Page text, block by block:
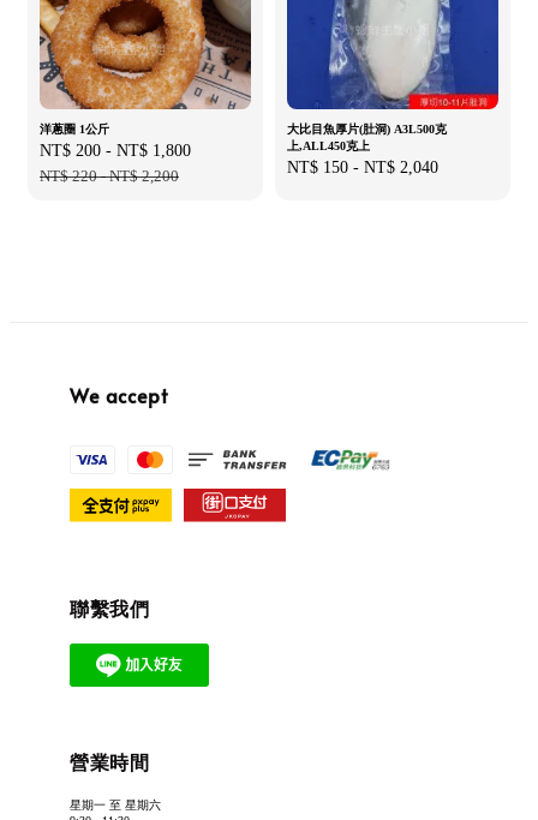
洋蔥圈 1公斤
Sale
price
NT$ 200 - NT$ 1,800
NT$ 220-NT$ 2,200
大比目魚厚片(肚洞) A3L500克
上,ALL450克上
Regular
NT$ 150 - NT$ 2,040
We accept
聯繫我們
營業時間
星期一 至 星期六